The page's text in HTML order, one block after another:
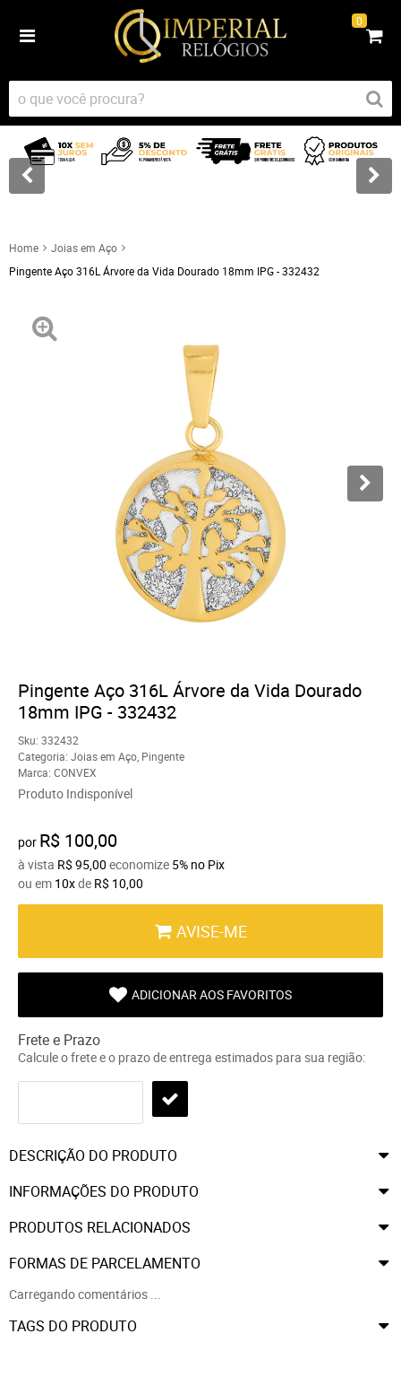
0
Home
Joias em Aço
Pingente Aço 316L Árvore da Vida Dourado 18mm IPG - 332432
Pingente Aço 316L Árvore da Vida Dourado
18mm IPG - 332432
Sku: 332432
Categoria: Joias em Aço Pingente
Marca: CONVEX
Produto Indisponível
por R$ 100,00
à vista R$ 95,00 economize 5% no Pix
ou em 10xde R$ 10,00
AVISE-ME
ADICIONAR AOS FAVORITOS
Frete e Prazo
Calcule o frete e o prazo de entrega estimados para sua região:
DESCRIÇÃO DO PRODUTO
INFORMAÇÕES DO PRODUTO
PRODUTOS RELACIONADOS
FORMAS DE PARCELAMENTO
Carregando comentários ...
TAGS DO PRODUTO